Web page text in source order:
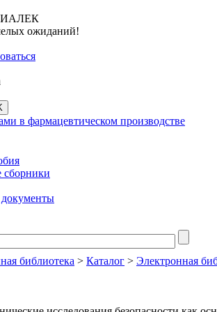
ожиданий!
сборники
библиотека > Каталог > Электронная